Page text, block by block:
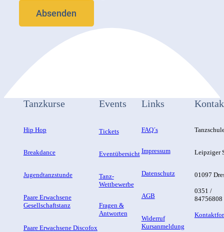
Absenden
Tanzkurse
Hip Hop
Breakdance
Jugendtanzstunde
Paare Erwachsene
Gesellschaftstanz
Paare Erwachsene Discofox
Events
Tickets
Eventübersicht
Tanz-
Wettbewerbe
Fragen &
Antworten
Links
FAQ´s
Impressum
Datenschutz
AGB
Widerruf
Kursanmeldung
Leipziger
01097
0351 /
84756808